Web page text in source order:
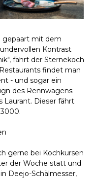
gepaart mit dem
Kontrast
fährt der Sternekoch
findet man
- und sogar ein
des Rennwagens
Laurant. Dieser fährt
3000.
gerne bei Kochkursen
der Woche statt und
Deejo-Schälmesser,